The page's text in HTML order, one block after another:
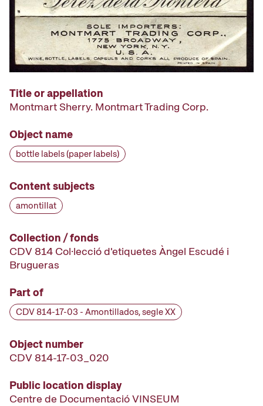
Title or appellation
Montmart Sherry. Montmart Trading Corp.
Object name
bottle labels (paper labels)
Content subjects
amontillat
Collection / fonds
CDV 814 Col·lecció d'etiquetes Àngel Escudé i
Brugueras
Part of
CDV 814-17-03 - Amontillados, segle XX
Object number
CDV 814-17-03_020
Public location display
Centre de Documentació VINSEUM